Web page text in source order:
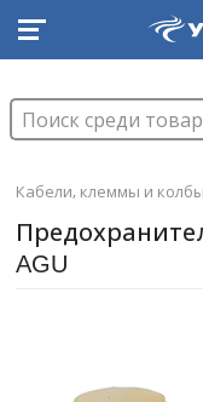
Кабели, клеммы и колбы
AGU